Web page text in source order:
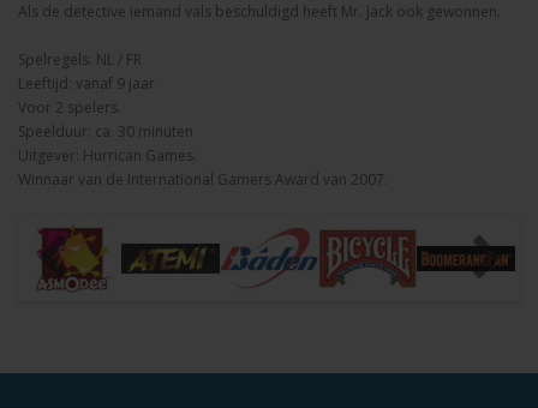
Als de detective iemand vals beschuldigd heeft Mr. Jack ook gewonnen.
Spelregels: NL / FR
Leeftijd: vanaf 9 jaar
Voor 2 spelers.
Speelduur: ca. 30 minuten
Uitgever: Hurrican Games.
Winnaar van de International Gamers Award van 2007.